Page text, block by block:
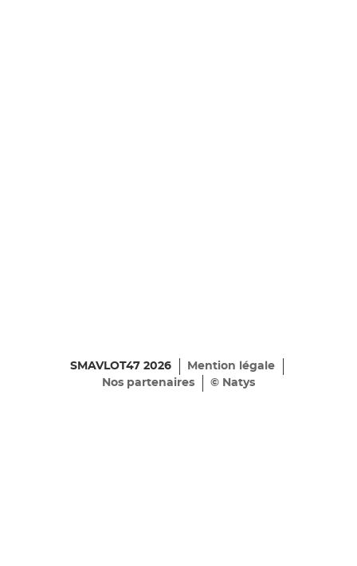
SMAVLOT47 2026
Mention légale
Nos partenaires
© Natys